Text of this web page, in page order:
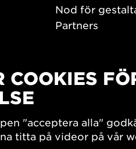
Nod för
Partners
PLAY
Filmarkiv
COOKIES
"acceptera alla"
titta på videor på vår